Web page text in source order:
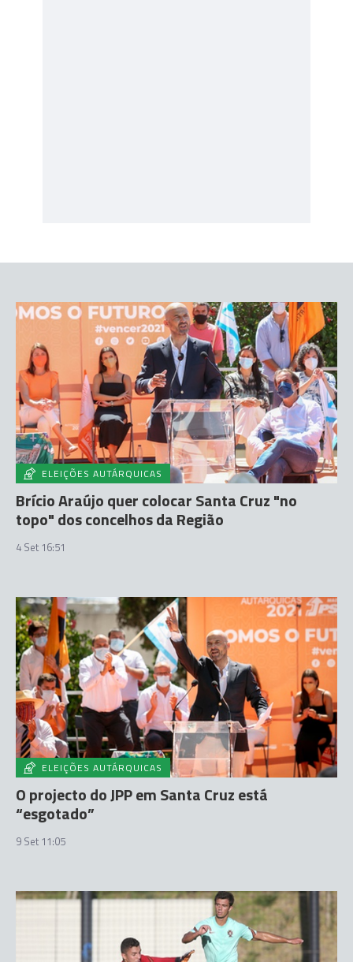
ELEIÇÕES AUTÁRQUICAS
Brício Araújo quer colocar Santa Cruz "no
topo" dos concelhos da Região
4 Set 16:51
ELEIÇÕES AUTÁRQUICAS
O projecto do JPP em Santa Cruz está
“esgotado”
9 Set 11:05